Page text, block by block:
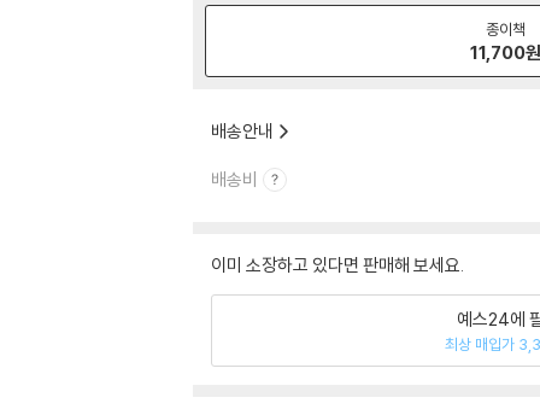
종이책
11,700
배송안내
배송비
이미 소장하고 있다면 판매해 보세요.
예스24에
최상 매입가